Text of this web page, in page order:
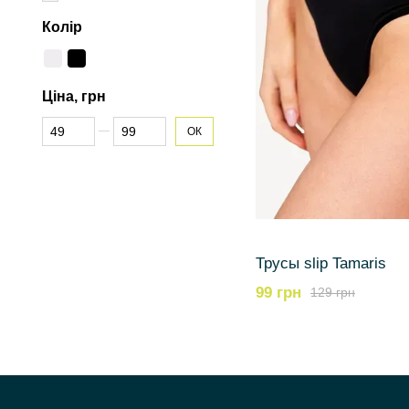
Трусы slip Tamaris
129 грн
99 грн
Колір
Ціна, грн
Від Ціна, грн
До Ціна, грн ОК